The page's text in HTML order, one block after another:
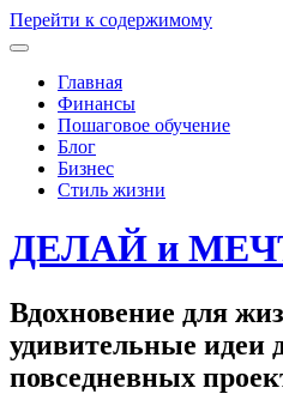
Перейти к содержимому
Главная
Финансы
Пошаговое обучение
Блог
Бизнес
Стиль жизни
ДЕЛАЙ и
Вдохновение для
удивительные идеи
повседневных